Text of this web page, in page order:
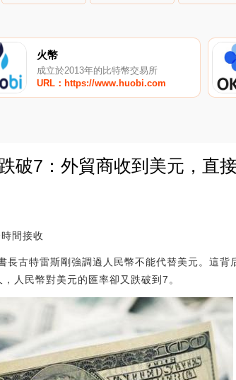
火幣
成立於2013年的比特幣交易所
URL：https://www.huobi.com
破7：外貿商收到美元，直
間接收
古特雷斯剛強調過人民幣不能代替美元。這背
人民幣對美元的匯率卻又跌破到7。